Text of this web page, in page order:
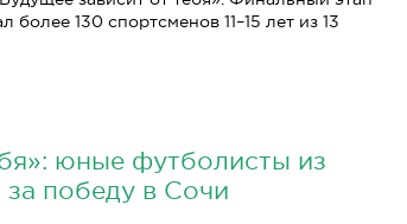
130 спортсменов 11–15 лет из 13
юные футболисты из
за победу в Сочи